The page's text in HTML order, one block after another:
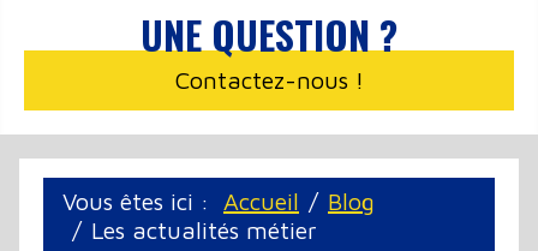
UNE QUESTION ?
Contactez-nous !
Vous êtes ici : Accueil
Blog
Les actualités métier